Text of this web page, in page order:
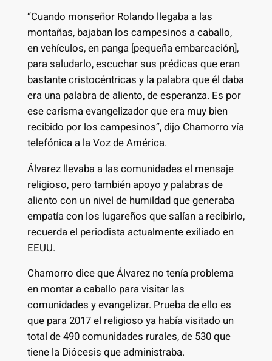
“Cuando monseñor Rolando llegaba a las
montañas, bajaban los campesinos a caballo,
en vehículos, en panga [pequeña embarcación],
para saludarlo, escuchar sus prédicas que eran
bastante cristocéntricas y la palabra que él daba
era una palabra de aliento, de esperanza. Es por
ese carisma evangelizador que era muy bien
recibido por los campesinos”, dijo Chamorro vía
telefónica a la Voz de América.
Álvarez llevaba a las comunidades el mensaje
religioso, pero también apoyo y palabras de
aliento con un nivel de humildad que generaba
empatía con los lugareños que salían a recibirlo,
recuerda el periodista actualmente exiliado en
EEUU.
Chamorro dice que Álvarez no tenía problema
en montar a caballo para visitar las
comunidades y evangelizar. Prueba de ello es
que para 2017 el religioso ya había visitado un
total de 490 comunidades rurales, de 530 que
tiene la Diócesis que administraba.